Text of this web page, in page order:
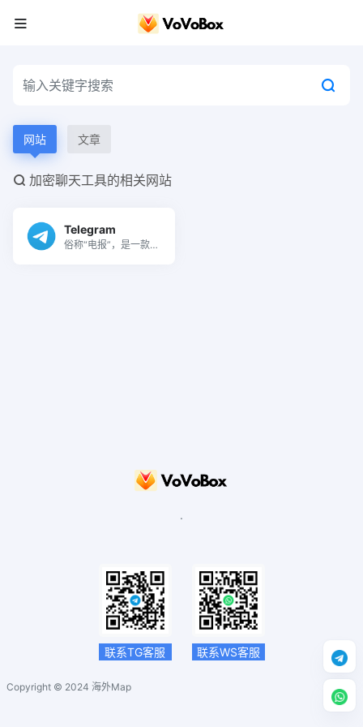
网站 文章
加密聊天工具的相关网站
Telegram
俗称“电报”，是一款
.
联系TG客服 联系WS客服
Copyright © 2024 海外Map